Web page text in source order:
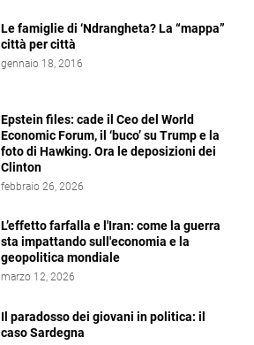
Le famiglie di ‘Ndrangheta? La “mappa”
città per città
gennaio 18, 2016
Epstein files: cade il Ceo del World
Economic Forum, il ‘buco’ su Trump e la
foto di Hawking. Ora le deposizioni dei
Clinton
febbraio 26, 2026
L’effetto farfalla e l'Iran: come la guerra
sta impattando sull'economia e la
geopolitica mondiale
marzo 12, 2026
Il paradosso dei giovani in politica: il
caso Sardegna